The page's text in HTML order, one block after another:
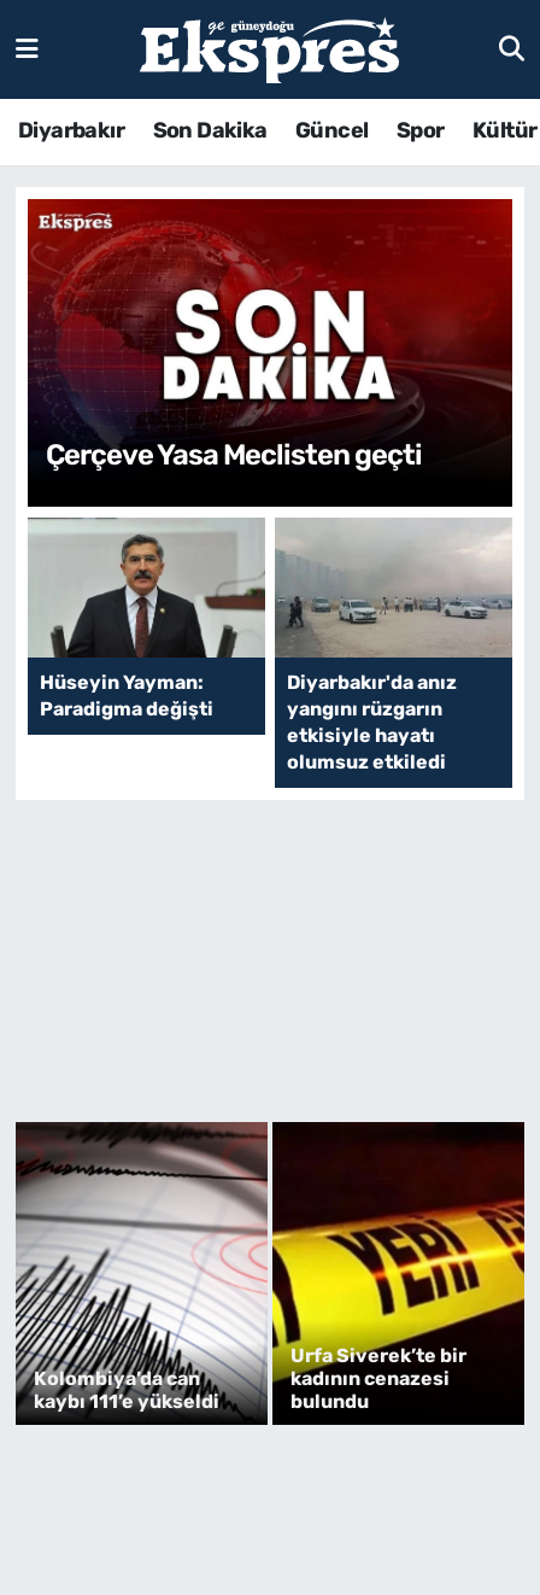
Diyarbakır Son Dakika Güncel Spor
Diyarbakır Son Dakika
Çerçeve Yasa Meclisten geçti
Hüseyin Yayman:
Paradigma değişti
Diyarbakır'da anız
yangını rüzgarın
etkisiyle hayatı
olumsuz etkiledi
Kolombiya’da can
kaybı 111’e yükseldi
Urfa Siverek’te bir
kadının cenazesi
bulundu